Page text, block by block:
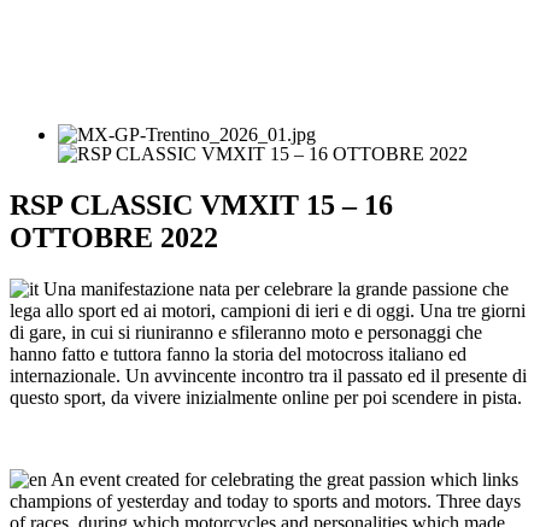
RSP CLASSIC VMXIT 15 – 16
OTTOBRE 2022
Una manifestazione nata per celebrare la grande passione che
lega allo sport ed ai motori, campioni di ieri e di oggi. Una tre giorni
di gare, in cui si riuniranno e sfileranno moto e personaggi che
hanno fatto e tuttora fanno la storia del motocross italiano ed
internazionale. Un avvincente incontro tra il passato ed il presente di
questo sport, da vivere inizialmente online per poi scendere in pista.
An event created for celebrating the great passion which links
champions of yesterday and today to sports and motors. Three days
of races, during which motorcycles and personalities which made